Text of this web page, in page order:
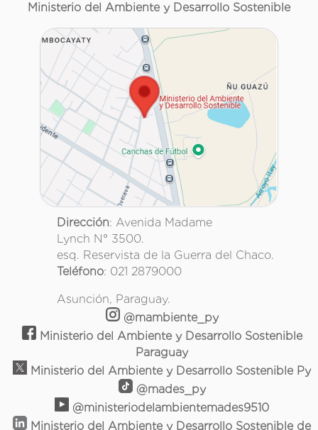
Ministerio del Ambiente y Desarrollo Sostenible
Dirección: Avenida Madame
Lynch N° 3500.
esq. Reservista de la Guerra del Chaco.
Teléfono: 021 2879000
Asunción, Paraguay.
@mambiente_py
Ministerio del Ambiente y Desarrollo Sostenible
Paraguay
Ministerio del Ambiente y Desarrollo Sostenible Py
@mades_py
@ministeriodelambientemades9510
Ministerio del Ambiente y Desarrollo Sostenible de